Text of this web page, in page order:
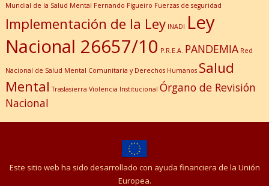
Mundial de la Salud Mental Fernando Figueiro Fuerzas de seguridad
Implementación de la Ley INADI Ley
Nacional 26657/10 P.R.E.A. PANDEMIA Red
Nacional de Salud Mental Comunitaria y Derechos Humanos Salud
Mental Traslasierra Violencia Institucional Órgano de Revisión
Nacional
Este sitio web ha sido desarrollado con ayuda financiera de la Unión
Europea.